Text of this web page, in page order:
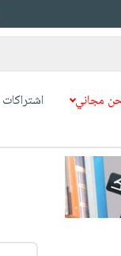
مجاني اشتراكات